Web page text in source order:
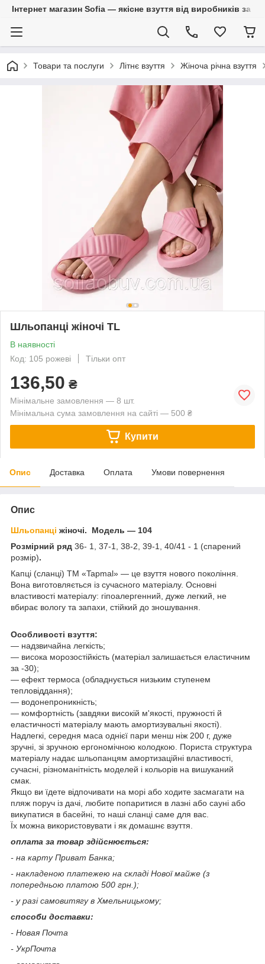
Інтернет магазин Sofia — якісне взуття від виробників за
Товари та послуги Літнє взуття Жіноча річна взуття
Шльопанці жіночі TL
В наявності
Код: 105 рожеві
Тільки опт
136,50 ₴
Мінімальне замовлення — 8 шт.
Мінімальна сума замовлення на сайті — 500 ₴
Купити
Опис Доставка Оплата Умови повернення
Опис
Шльопанці жіночі. Модель — 104
Розмірний ряд 36- 1, 37-1, 38-2, 39-1, 40/41 - 1 (спарений
розмір).
Капці (сланці) ТМ «Tapmal» — це взуття нового покоління.
Вона виготовляється із сучасного матеріалу. Основні
властивості матеріалу: гіпоалергенний, дуже легкий, не
вбирає вологу та запахи, стійкий до зношування.
Особливості взуття:
— надзвичайна легкість;
― висока морозостійкість (матеріал залишається еластичним
за -30);
― ефект термоса (обладнується низьким ступенем
тепловіддання);
― водонепроникність;
— комфортність (завдяки високій м'якості, пружності й
еластичності матеріалу мають амортизувальні якості).
Надлегкі, середня маса однієї пари менш ніж 200 г, дуже
зручні, зі зручною ергономічною колодкою. Пориста структура
матеріалу надає шльопанцям амортизаційні властивості,
сучасні, різноманітність моделей і кольорів на вишуканий
смак.
Якщо ви їдете відпочивати на морі або ходите засмагати на
пляж поруч із дачі, любите попаритися в лазні або сауні або
викупатися в басейні, то наші сланці саме для вас.
Їх можна використовувати і як домашнє взуття.
оплата за товар здійснюється:
- на карту Приват Банка;
- накладеною платежею на складі Нової майже (з
попередньою платою 500 грн.);
- у разі самовитягу в Хмельницькому;
способи доставки:
- Новая Почта
- УкрПочта